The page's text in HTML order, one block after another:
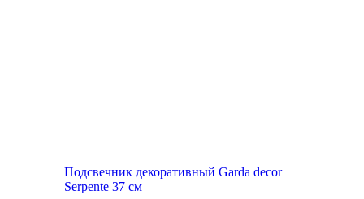
Подсвечник декоративный Garda decor
Serpente 37 см